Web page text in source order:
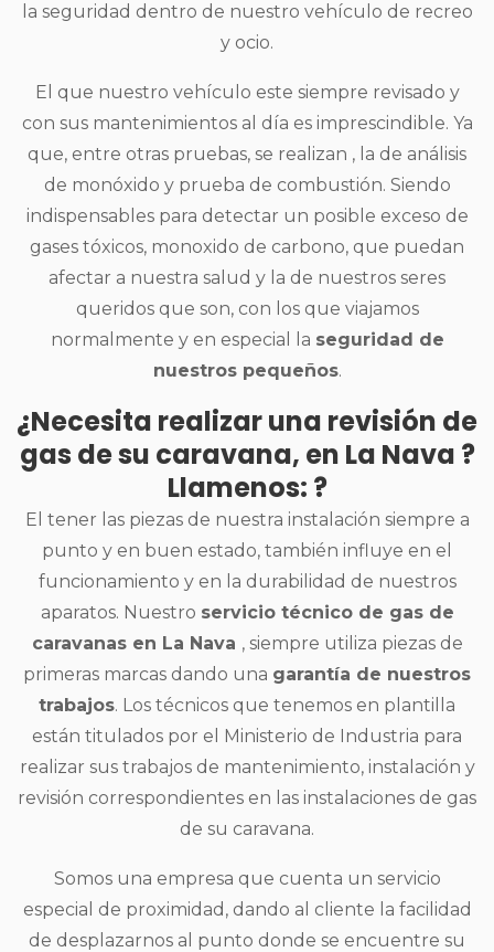
la seguridad dentro de nuestro vehículo de recreo
y ocio.
El que nuestro vehículo este siempre revisado y
con sus mantenimientos al día es imprescindible. Ya
que, entre otras pruebas, se realizan , la de análisis
de monóxido y prueba de combustión. Siendo
indispensables para detectar un posible exceso de
gases tóxicos, monoxido de carbono, que puedan
afectar a nuestra salud y la de nuestros seres
queridos que son, con los que viajamos
normalmente y en especial la seguridad de
nuestros pequeños.
¿Necesita realizar una revisión de
gas de su caravana, en La Nava ?
Llamenos: ?
El tener las piezas de nuestra instalación siempre a
punto y en buen estado, también influye en el
funcionamiento y en la durabilidad de nuestros
aparatos. Nuestro servicio técnico de gas de
caravanas en La Nava , siempre utiliza piezas de
primeras marcas dando una garantía de nuestros
trabajos. Los técnicos que tenemos en plantilla
están titulados por el Ministerio de Industria para
realizar sus trabajos de mantenimiento, instalación y
revisión correspondientes en las instalaciones de gas
de su caravana.
Somos una empresa que cuenta un servicio
especial de proximidad, dando al cliente la facilidad
de desplazarnos al punto donde se encuentre su